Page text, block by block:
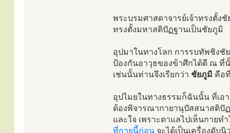
พระบรมศาสดาจารย์เจ้าทรงตั้
ทรงตั้งมหาสติปัฏฐานเป็นชัยภูมิ
อุปมาในทางโลก การรบทัพชิง
ป้องกันอาวุธของข้าศึกได้ดี ณ ที่
เช่นนั้นท่านจึงเรียกว่า ชัยภูมิ คือ
อุปไมยในทางธรรมก็ฉันนั้น ที่เอ
ต้องพิจารณากายานุปัสสนาสติปั
และใจ เพราะตาแลไปเห็นกายท
ที่กายนี้ก่อน จะได้เป็นเครื่องดับ